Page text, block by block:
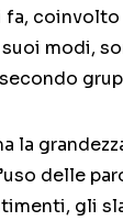
fa,
modi,
la
delle
gli